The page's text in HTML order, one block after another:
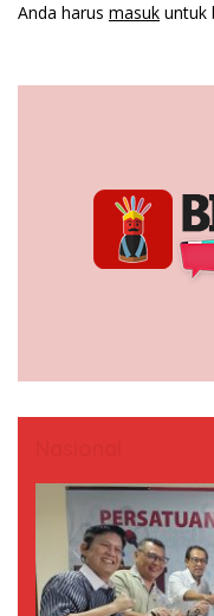
Anda harus masuk untuk